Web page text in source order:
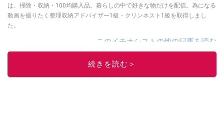
は、掃除・収納・100均購入品。暮らしの中で好きな物だけを配信。為になる
動画を撮りたく整理収納アドバイザー1級・クリンネスト1級を取得しまし
た。
このイチオシストの他の記事を読む
続きを読む＞